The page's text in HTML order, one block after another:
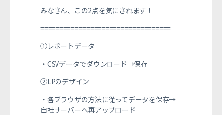
みなさん、この2点を気にされます！
==================================
①レポートデータ
・CSVデータでダウンロード→保存
②LPのデザイン
・各ブラウザの方法に従ってデータを保存→
自社サーバーへ再アップロード